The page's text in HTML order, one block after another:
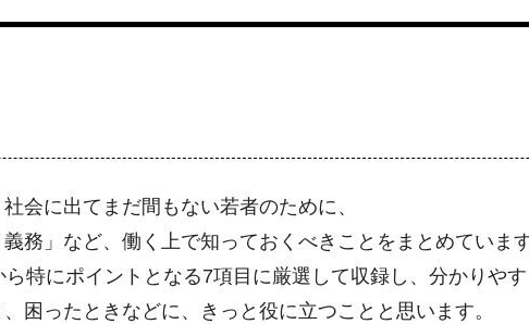
会に出てまだ間もない若者のために、
務」など、働く上で知っておくべきことをまとめていま
特にポイントとなる7項目に厳選して収録し、分かりや
困ったときなどに、きっと役に立つことと思います。